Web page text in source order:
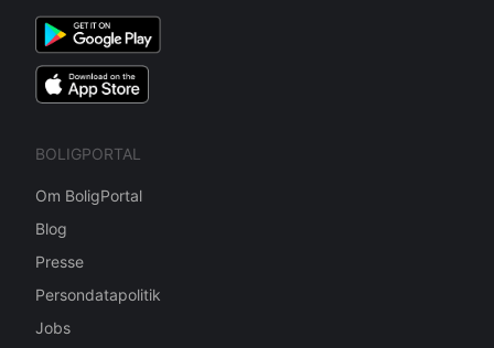
BOLIGPORTAL
Om BoligPortal
Blog
Presse
Persondatapolitik
Jobs